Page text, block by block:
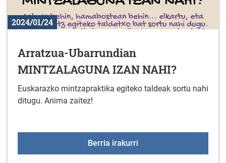
2024/01/24
Arratzua-Ubarrundian
MINTZALAGUNA IZAN NAHI?
Euskarazko mintzapraktika egiteko taldeak sortu nahi
ditugu. Anima zaitez!
Berria irakurri